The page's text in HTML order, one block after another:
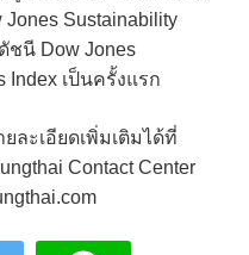
Sustainability
ชนี Dow Jones
Index เป็นครั้งแรก
ละเอียดเพิ่มเติมได้ที่
Contact Center